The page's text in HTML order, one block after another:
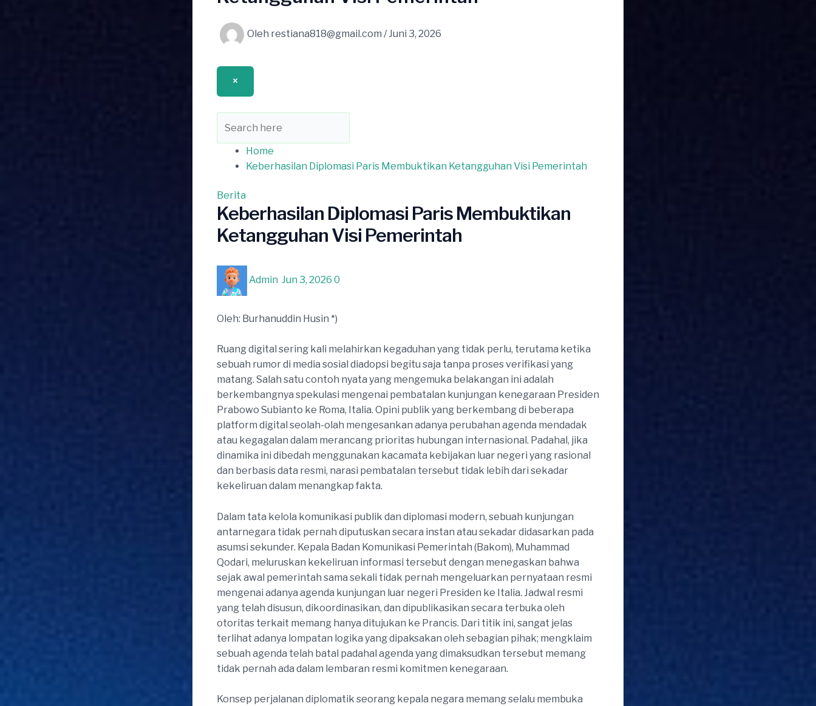
Oleh restiana818@gmail.com /Juni 3, 2026
×
Home
Keberhasilan Diplomasi Paris Membuktikan Ketangguhan Visi Pemerintah
Berita
Keberhasilan Diplomasi Paris Membuktikan
Ketangguhan Visi Pemerintah
Admin Jun 3, 2026 0
Oleh: Burhanuddin Husin *)
Ruang digital sering kali melahirkan kegaduhan yang tidak perlu, terutama ketika
sebuah rumor di media sosial diadopsi begitu saja tanpa proses verifikasi yang
matang. Salah satu contoh nyata yang mengemuka belakangan ini adalah
berkembangnya spekulasi mengenai pembatalan kunjungan kenegaraan Presiden
Prabowo Subianto ke Roma, Italia. Opini publik yang berkembang di beberapa
platform digital seolah-olah mengesankan adanya perubahan agenda mendadak
atau kegagalan dalam merancang prioritas hubungan internasional. Padahal, jika
dinamika ini dibedah menggunakan kacamata kebijakan luar negeri yang rasional
dan berbasis data resmi, narasi pembatalan tersebut tidak lebih dari sekadar
kekeliruan dalam menangkap fakta.
Dalam tata kelola komunikasi publik dan diplomasi modern, sebuah kunjungan
antarnegara tidak pernah diputuskan secara instan atau sekadar didasarkan pada
asumsi sekunder. Kepala Badan Komunikasi Pemerintah (Bakom), Muhammad
Qodari, meluruskan kekeliruan informasi tersebut dengan menegaskan bahwa
sejak awal pemerintah sama sekali tidak pernah mengeluarkan pernyataan resmi
mengenai adanya agenda kunjungan luar negeri Presiden ke Italia. Jadwal resmi
yang telah disusun, dikoordinasikan, dan dipublikasikan secara terbuka oleh
otoritas terkait memang hanya ditujukan ke Prancis. Dari titik ini, sangat jelas
terlihat adanya lompatan logika yang dipaksakan oleh sebagian pihak; mengklaim
sebuah agenda telah batal padahal agenda yang dimaksudkan tersebut memang
tidak pernah ada dalam lembaran resmi komitmen kenegaraan.
Konsep perjalanan diplomatik seorang kepala negara memang selalu membuka